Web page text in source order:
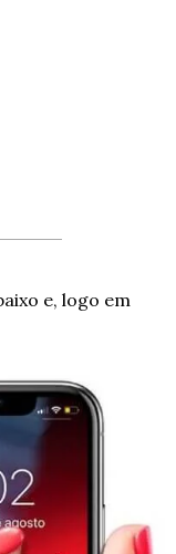
e, logo em